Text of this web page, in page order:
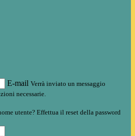
E-mail Verrà inviato un messaggio
necessarie.
utente? Effettua il reset della password